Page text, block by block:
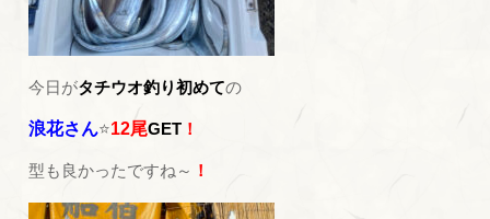
今日がタチウオ釣り初めての
浪花さん⭐12尾GET ！
型も良かったですね～ ！